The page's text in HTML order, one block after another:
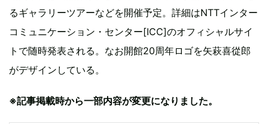
るギャラリーツアーなどを開催予定。詳細はNTTインター
コミュニケーション・センター[ICC]のオフィシャルサイ
トで随時発表される。なお開館20周年ロゴを矢萩喜從郎
がデザインしている。
※記事掲載時から一部内容が変更になりました。